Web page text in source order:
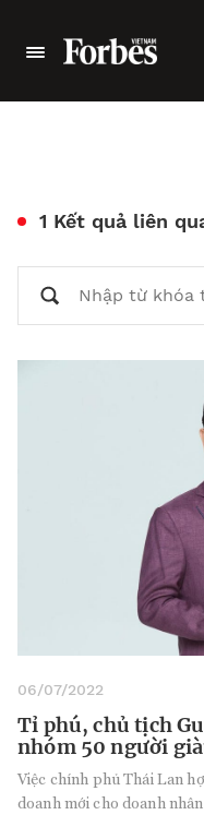
1 Kết quả liên
06/07/2022
Tỉ phú, chủ tịch
nhóm 50 người
Việc chính phủ Thái Lan
doanh mới cho doanh